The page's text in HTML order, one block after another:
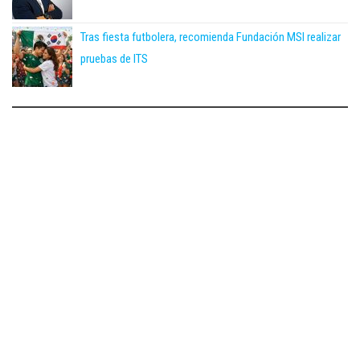
Tras fiesta futbolera, recomienda Fundación MSI realizar
pruebas de ITS